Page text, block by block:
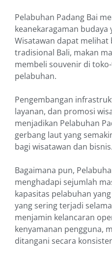
Pelabuhan Padang Bai
keanekaragaman budaya
Wisatawan dapat melihat
tradisional Bali, makan
membeli souvenir di
pelabuhan.
Pengembangan
layanan, dan promosi
menjadikan Pelabuhan
gerbang laut yang
bagi wisatawan dan bisnis.
Bagaimana pun,
menghadapi sejumlah
kapasitas pelabuhan
yang sering terjadi
menjamin kelancaran
kenyamanan pengguna,
ditangani secara